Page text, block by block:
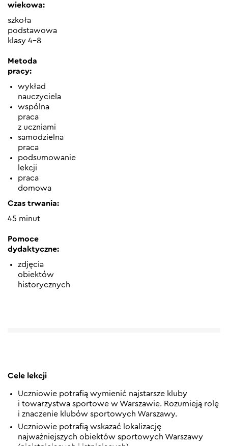
wiekowa:
szkoła
podstawowa
klasy 4-8
Metoda
pracy:
wykład
nauczyciela
wspólna
praca
z uczniami
samodzielna
praca
podsumowanie
lekcji
praca
domowa
Czas trwania:
45 minut
Pomoce
dydaktyczne:
zdjęcia
obiektów
historycznych
Cele lekcji
Uczniowie potrafią wymienić najstarsze kluby
i towarzystwa sportowe w Warszawie. Rozumieją rolę
i znaczenie klubów sportowych Warszawy.
Uczniowie potrafią wskazać lokalizację
najważniejszych obiektów sportowych Warszawy